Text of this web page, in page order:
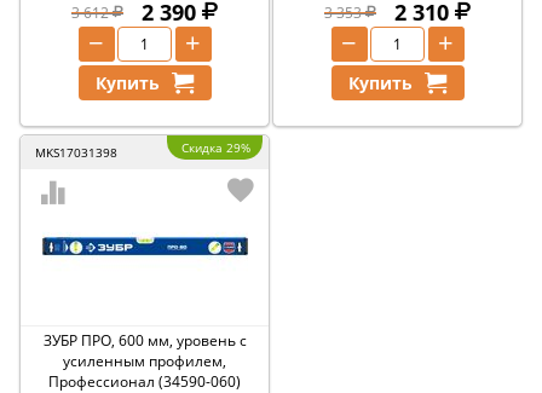
3 612 2 390
+
−
Купить
3 353 2 310
+
−
Купить
MKS17031398 Скидка 29%
ЗУБР ПРО, 600 мм, уровень с
усиленным профилем,
Профессионал (34590-060)